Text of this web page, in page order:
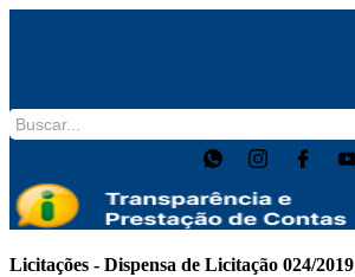
Licitações - Dispensa de Licitação 024/2019